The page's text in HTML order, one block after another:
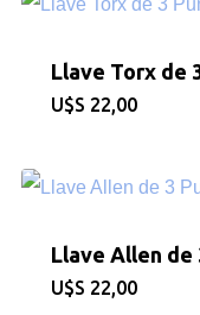
Llave Torx de
$ 22,00
Llave Allen de
$ 22,00